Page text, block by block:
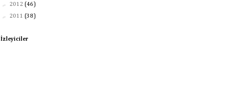
► 2012 (46)
► 2011 (38)
İzleyiciler